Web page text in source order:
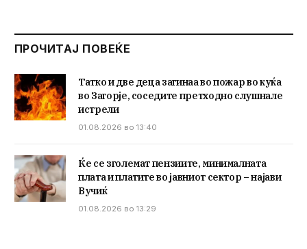
ПРОЧИТАЈ ПОВЕЌЕ
Татко и две деца загинаа во пожар во куќа
во Загорје, соседите претходно слушнале
истрели
01.08.2026 во 13:40
Ќе се зголемат пензиите, минималната
плата и платите во јавниот сектор – најави
Вучиќ
01.08.2026 во 13:29